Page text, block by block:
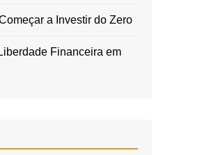
a Investir do Zero
Financeira em